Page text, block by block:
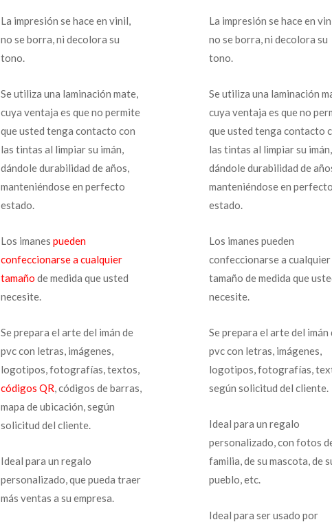
La impresión se hace en vinil,
no se borra, ni decolora su
tono.
Se utiliza una laminación mate,
cuya ventaja es que no permite
que usted tenga contacto con
las tintas al limpiar su imán,
dándole durabilidad de años,
manteniéndose en perfecto
estado.
Los imanespueden
confeccionarse a cualquier
tamaño de medida que usted
necesite.
Se prepara el arte del imán de
pvc con letras, imágenes,
logotipos, fotografías, textos,
códigos QR, códigos de barras,
mapa de ubicación, según
solicitud del cliente.
Ideal para un regalo
personalizado, que pueda traer
más ventas a su empresa.
La impresión se hace en
no se borra, ni decolora su
tono.
Se utiliza una laminación
cuya ventaja es que no
que usted tenga contacto
las tintas al limpiar su imán,
dándole durabilidad de
manteniéndose en
estado.
Los imanes pueden
confeccionarse a cualquier
tamaño de medida que
necesite.
Se prepara el arte del imán
pvc con letras, imágenes,
logotipos, fotografías,
según solicitud del cliente.
Ideal para un regalo
personalizado, con fotos
familia, de su mascota, de
pueblo, etc.
Ideal para ser usado por